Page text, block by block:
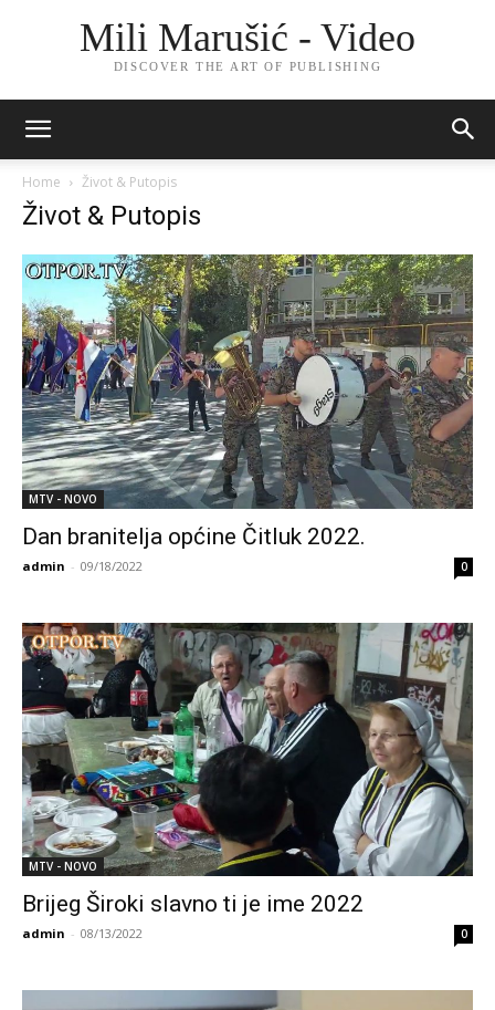
Mili Marušić - Video
DISCOVER THE ART OF PUBLISHING
Home Život & Putopis
Život & Putopis
MTV - NOVO
Dan branitelja općine Čitluk 2022.
admin - 09/18/2022 0
MTV - NOVO
Brijeg Široki slavno ti je ime 2022
admin - 08/13/2022 0